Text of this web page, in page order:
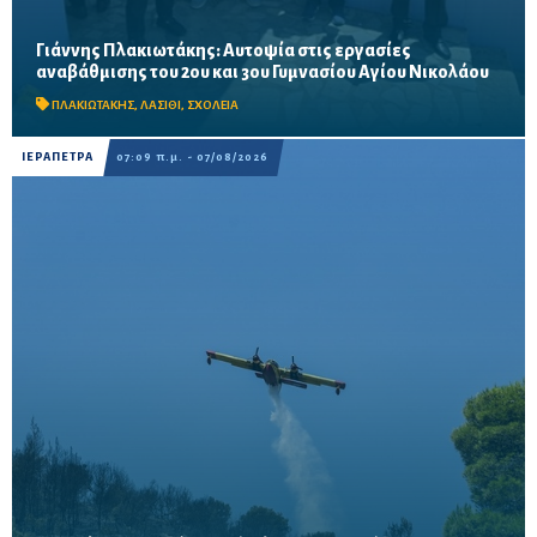
Γιάννης Πλακιωτάκης: Αυτοψία στις εργασίες
αναβάθμισης του 2ου και 3ου Γυμνασίου Αγίου Νικολάου
ΠΛΑΚΙΩΤΑΚΗΣ, ΛΑΣΙΘΙ, ΣΧΟΛΕΙΑ
Οι παρεμβάσεις του προγράμματος «Μαριέττα Γιαννάκου»
αναμένεται να ολοκληρωθούν πριν από τη νέα σχολική χρονιά –
Προβλέπονται ανακαινίσεις αιθουσών, αύλειων και...
ΙΕΡΑΠΕΤΡΑ 07:09 π.μ. - 07/08/2026